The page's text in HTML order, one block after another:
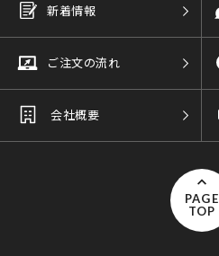
新着情報
ご注文の流れ
会社概要
PAGE
TOP